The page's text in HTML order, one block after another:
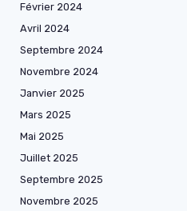
Février 2024
Avril 2024
Septembre 2024
Novembre 2024
Janvier 2025
Mars 2025
Mai 2025
Juillet 2025
Septembre 2025
Novembre 2025